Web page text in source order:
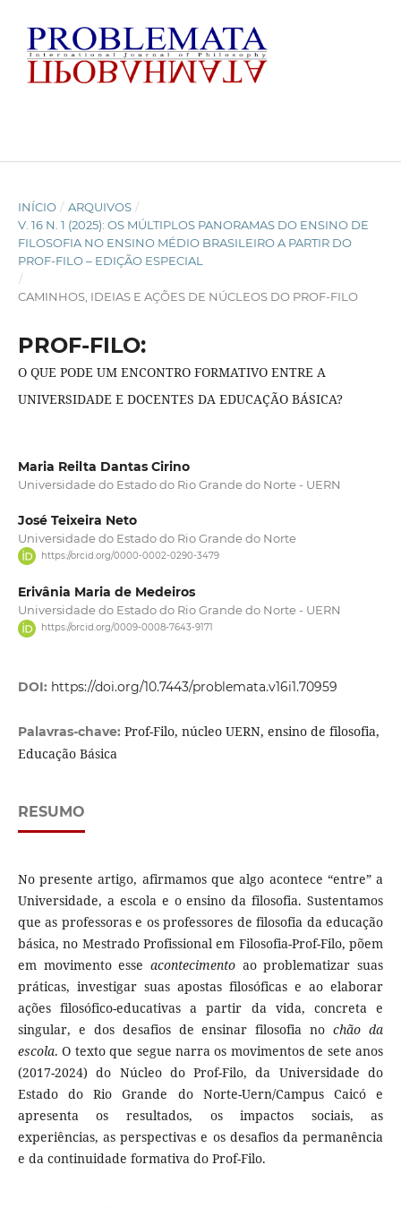
INÍCIO / ARQUIVOS /
V. 16 N. 1 (2025): OS MÚLTIPLOS PANORAMAS DO ENSINO DE
FILOSOFIA NO ENSINO MÉDIO BRASILEIRO A PARTIR DO
PROF-FILO – EDIÇÃO ESPECIAL
/
CAMINHOS, IDEIAS E AÇÕES DE NÚCLEOS DO PROF-FILO
PROF-FILO:
O QUE PODE UM ENCONTRO FORMATIVO ENTRE A
UNIVERSIDADE E DOCENTES DA EDUCAÇÃO BÁSICA?
Maria Reilta Dantas Cirino
Universidade do Estado do Rio Grande do Norte - UERN
José Teixeira Neto
Universidade do Estado do Rio Grande do Norte
https://orcid.org/0000-0002-0290-3479
Erivânia Maria de Medeiros
Universidade do Estado do Rio Grande do Norte - UERN
https://orcid.org/0009-0008-7643-9171
DOI: https://doi.org/10.7443/problemata.v16i1.70959
Palavras-chave: Prof-Filo, núcleo UERN, ensino de filosofia,
Educação Básica
RESUMO
No presente artigo, afirmamos que algo acontece “entre” a
Universidade, a escola e o ensino da filosofia. Sustentamos
que as professoras e os professores de filosofia da educação
básica, no Mestrado Profissional em Filosofia-Prof-Filo, põem
em movimento esse acontecimento ao problematizar suas
práticas, investigar suas apostas filosóficas e ao elaborar
ações filosófico-educativas a partir da vida, concreta e
singular, e dos desafios de ensinar filosofia nochão da
escola. O texto que segue narra os movimentos de sete anos
(2017-2024) do Núcleo do Prof-Filo, da Universidade do
Estado do Rio Grande do Norte-Uern/Campus Caicó e
apresenta os resultados, os impactos sociais, as
experiências, as perspectivas e os desafios da permanência
e da continuidade formativa do Prof-Filo.